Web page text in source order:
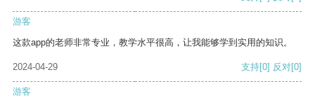
游客
这款app的老师非常专业，教学水平很高，让我能够学到实用的知识。
2024-04-29 支持[0] 反对[0]
游客